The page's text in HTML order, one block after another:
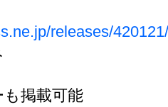
releases/
掲載可能